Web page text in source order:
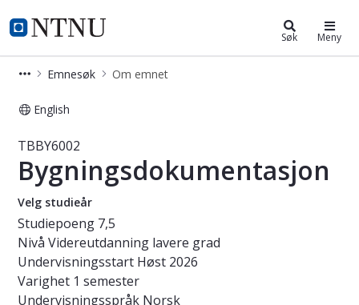
NTNU Hjemmeside
Studier Søk Meny
Emnesøk Om emnet
English
Emne - Bygningsdokumentasjon -
TBBY6002
Bygningsdokumentasjon
Velg studieår
Studiepoeng 7,5
Nivå Videreutdanning lavere grad
Undervisningsstart Høst 2026
Varighet 1 semester
Undervisningsspråk Norsk